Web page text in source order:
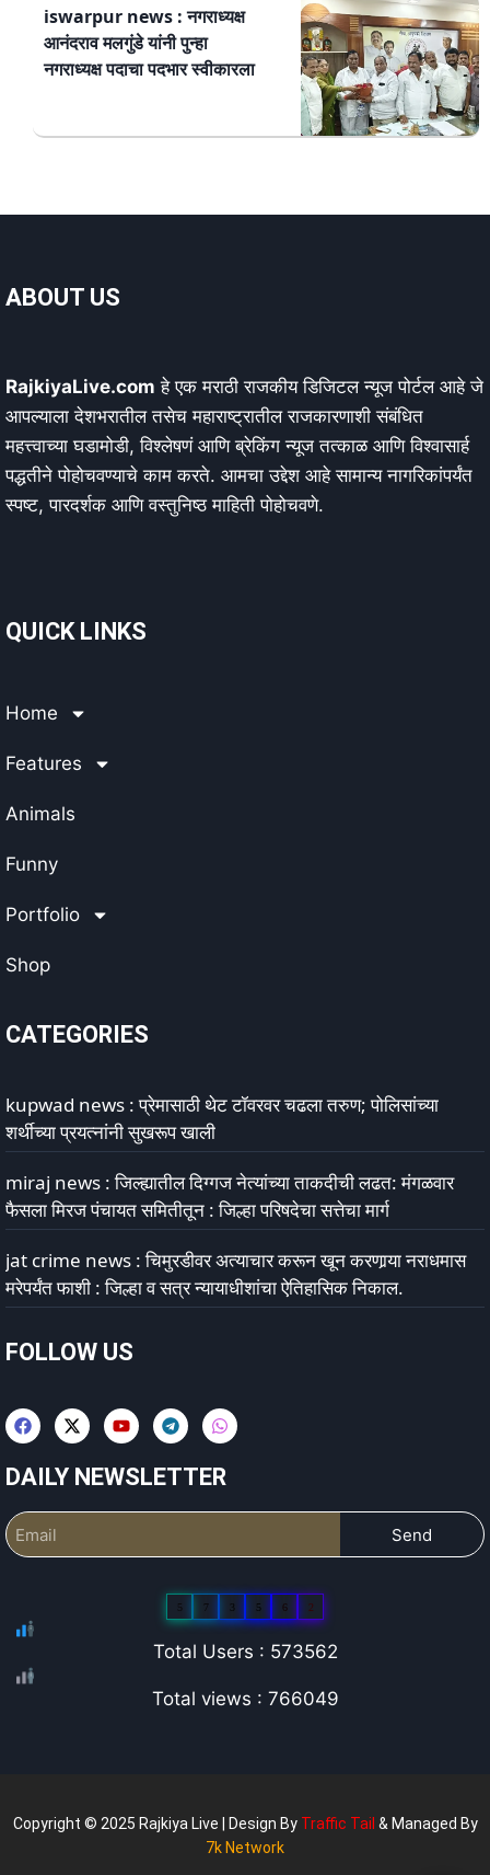
iswarpur news : नगराध्यक्ष
आनंदराव मलगुंडे यांनी पुन्हा
नगराध्यक्ष पदाचा पदभार स्वीकारला
ABOUT US
RajkiyaLive.com हे एक मराठी राजकीय डिजिटल न्यूज पोर्टल आहे जे
आपल्याला देशभरातील तसेच महाराष्ट्रातील राजकारणाशी संबंधित
महत्त्वाच्या घडामोडी, विश्लेषणं आणि ब्रेकिंग न्यूज तत्काळ आणि विश्वासार्ह
पद्धतीने पोहोचवण्याचे काम करते. आमचा उद्देश आहे सामान्य नागरिकांपर्यंत
स्पष्ट, पारदर्शक आणि वस्तुनिष्ठ माहिती पोहोचवणे.
QUICK LINKS
Home
Features
Animals
Funny
Portfolio
Shop
CATEGORIES
kupwad news : प्रेमासाठी थेट टॉवरवर चढला तरुण; पोलिसांच्या
शर्थीच्या प्रयत्नांनी सुखरूप खाली
miraj news : जिल्ह्यातील दिग्गज नेत्यांच्या ताकदीची लढत: मंगळवार
फैसला मिरज पंचायत समितीतून : जिल्हा परिषदेचा सत्तेचा मार्ग
jat crime news : चिमुरडीवर अत्याचार करून खून करणार्‍या नराधमास
मरेपर्यंत फाशी : जिल्हा व सत्र न्यायाधीशांचा ऐतिहासिक निकाल.
FOLLOW US
DAILY NEWSLETTER
Send
5 7 3 5 6 2
Total Users : 573562
Total views : 766049
Copyright © 2025 Rajkiya Live | Design By Traffic Tail & Managed By
7k Network